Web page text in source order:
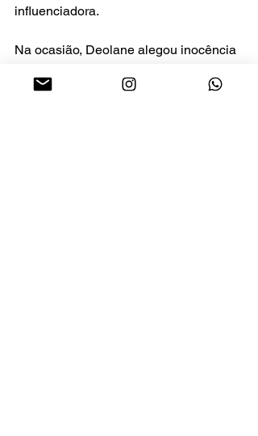
influenciadora.
Na ocasião, Deolane alegou inocência
“injustiça”, além de relatar sofrimento